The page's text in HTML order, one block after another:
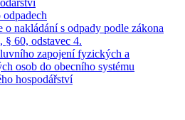
odpadech
o nakládání s odpady podle zákona
§ 60, odstavec 4.
zapojení fyzických a
osob do obecního systému
hospodářství